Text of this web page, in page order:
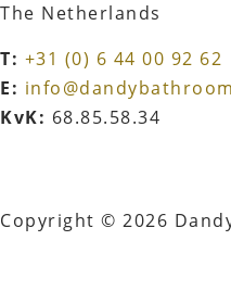
The Netherlands
T: +31 (0) 6 44 00 92 62
E:
KvK: 68.85.58.34
Copyright © 2026